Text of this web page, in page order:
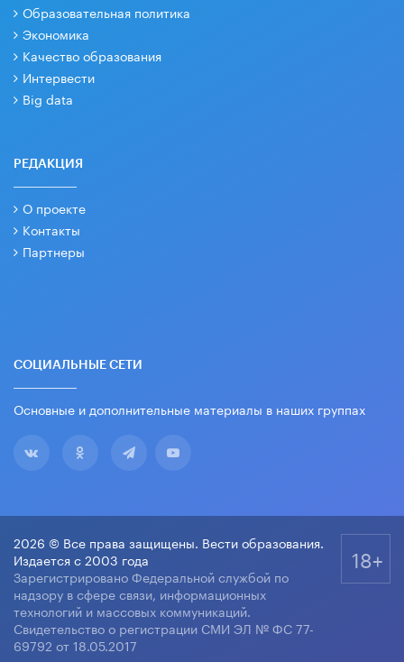
Образовательная политика
Экономика
Качество образования
Интервести
Big data
РЕДАКЦИЯ
О проекте
Контакты
Партнеры
СОЦИАЛЬНЫЕ СЕТИ
Основные и дополнительные материалы в наших группах
2026 © Все права защищены. Вести образования.
Издается с 2003 года
Зарегистрировано Федеральной службой по
надзору в сфере связи, информационных
технологий и массовых коммуникаций.
Свидетельство о регистрации СМИ ЭЛ № ФС 77-
69792 от 18.05.2017
18+